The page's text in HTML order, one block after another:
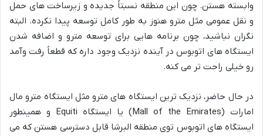
وابسته هستن. چون این منطقه نسبتاً جدیده و زیرساخت های حمل
و نقل عمومی مثل مترو هنوز به طور کامل توسعه پیدا نکرده. البته
نگران نباشید، چون برنامه هایی برای توسعه مترو و اضافه شدن
ایستگاه های اتوبوس در آینده نزدیک وجود داره که قطعاً رفت وآمد
رو خیلی راحت تر می کنه.
در حال حاضر، نزدیک ترین ایستگاه های مترو مثل ایستگاه مترو مال
امارات (Mall of the Emirates) یا ایستگاه Equiti و همینطور
ایستگاه های اتوبوس توی منطقه البرشا قابل دسترسی هستن که می